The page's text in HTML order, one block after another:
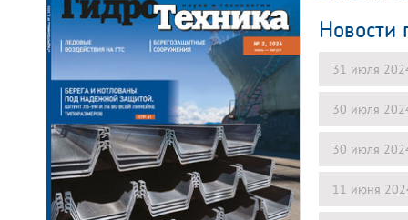
Новости
31 июля
30 июля
30 июля
11 июня